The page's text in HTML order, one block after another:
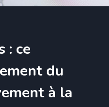
: ce
du
à la